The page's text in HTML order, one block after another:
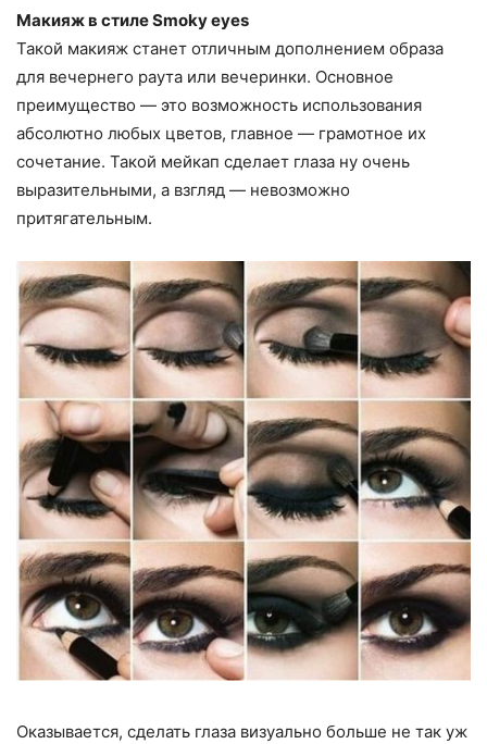
Макияж в стиле Smoky eyes
Такой макияж станет отличным дополнением образа
для вечернего раута или вечеринки. Основное
преимущество — это возможность использования
абсолютно любых цветов, главное — грамотное их
сочетание. Такой мейкап сделает глаза ну очень
выразительными, а взгляд — невозможно
притягательным.
Оказывается, сделать глаза визуально больше не так уж